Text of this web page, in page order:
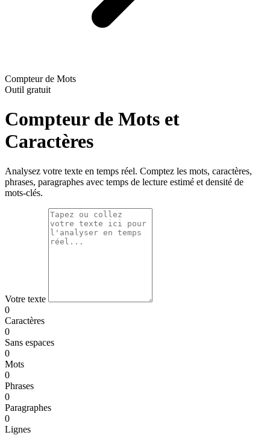
Compteur de Mots
Outil gratuit
Compteur de Mots et
Caractères
Analysez votre texte en temps réel. Comptez les mots, caractères,
phrases, paragraphes avec temps de lecture estimé et densité de
mots-clés.
Votre texte
0
Caractères
0
Sans espaces
0
Mots
0
Phrases
0
Paragraphes
0
Lignes